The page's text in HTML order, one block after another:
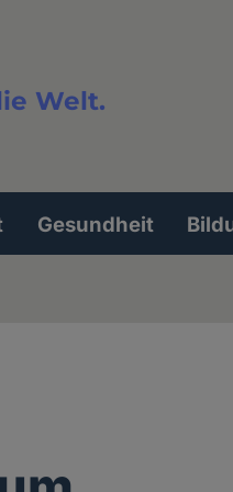
Welt.
Gesundheit